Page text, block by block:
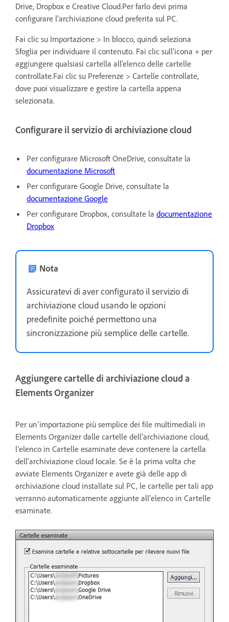
Drive, Dropbox e Creative Cloud.Per farlo devi prima
configurare l'archiviazione cloud preferita sul PC.
Fai clic su Importazione > In blocco, quindi seleziona
Sfoglia per individuare il contenuto. Fai clic sull'icona + per
aggiungere qualsiasi cartella all'elenco delle cartelle
controllate.Fai clic su Preferenze > Cartelle controllate,
dove puoi visualizzare e gestire la cartella appena
selezionata.
Configurare il servizio di archiviazione cloud
Per configurare Microsoft OneDrive, consultate la
documentazione Microsoft
Per configurare Google Drive, consultate la
documentazione Google
Per configurare Dropbox, consultate la documentazione
Dropbox
Nota
Assicuratevi di aver configurato il servizio di
archiviazione cloud usando le opzioni
predefinite poiché permettono una
sincronizzazione più semplice delle cartelle.
Aggiungere cartelle di archiviazione cloud a
Elements Organizer
Per un’importazione più semplice dei file multimediali in
Elements Organizer dalle cartelle dell’archiviazione cloud,
l’elenco in Cartelle esaminate deve contenere la cartella
dell'archiviazione cloud locale. Se è la prima volta che
avviate Elements Organizer e avete già delle app di
archiviazione cloud installate sul PC, le cartelle per tali app
verranno automaticamente aggiunte all’elenco in Cartelle
esaminate.